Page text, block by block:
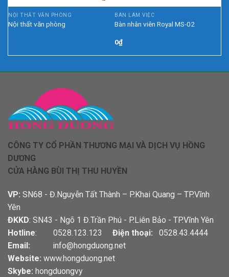
NỘI THẤT VĂN PHÒNG
Nội thất văn phòng
BÀN LÀM VIỆC
Bàn nhân viên Royal MS-02
0₫
CÔNG TY CỔ PHẦN THƯƠNG MẠI VÀ DỊCH VỤ HỒNG
DƯƠNG
CỬA HÀNG BÙI THỊ THU HUYỀN
VP: SN68 - Đ.Nguyễn Tất Thành – P.Khai Quang – TP.Vĩnh
Yên
ĐKKD: SN43 - Ngõ 1 Đ.Trần Phú - P.Liên Bảo - TP.Vĩnh Yên
Hotline: 0528.123.123 Điện thoại: 0528.43.4444
Email:
info@hongduong.net
Website: www.hongduong.net
Skybe: hongduongvy